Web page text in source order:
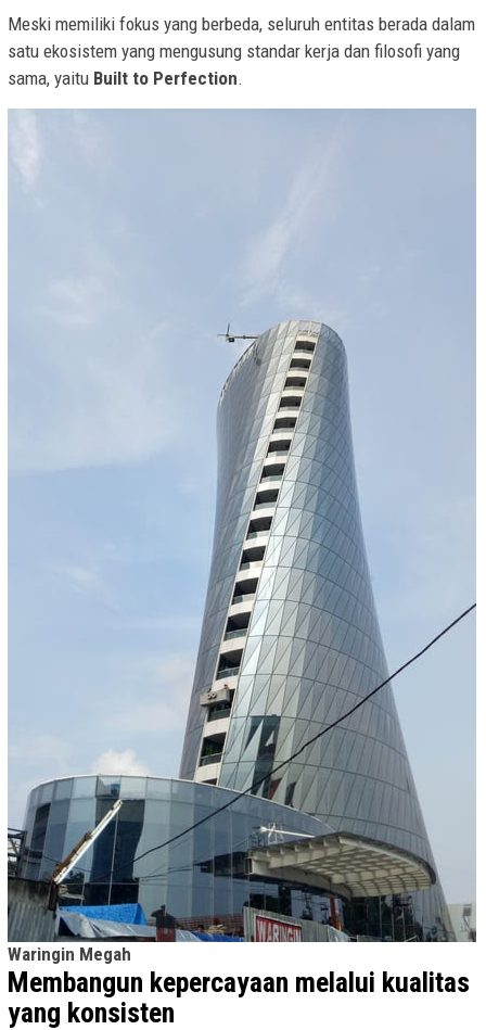
Meski memiliki fokus yang berbeda, seluruh entitas berada dalam
satu ekosistem yang mengusung standar kerja dan filosofi yang
sama, yaitu Built to Perfection.
Waringin Megah
Membangun kepercayaan melalui kualitas
yang konsisten